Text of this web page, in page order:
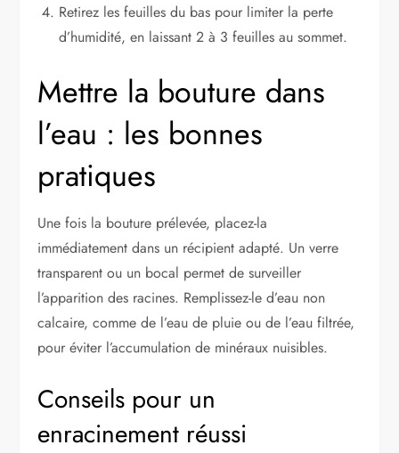
Retirez les feuilles du bas pour limiter la perte
d’humidité, en laissant 2 à 3 feuilles au sommet.
Mettre la bouture dans
l’eau : les bonnes
pratiques
Une fois la bouture prélevée, placez-la
immédiatement dans un récipient adapté. Un verre
transparent ou un bocal permet de surveiller
l’apparition des racines. Remplissez-le d’eau non
calcaire, comme de l’eau de pluie ou de l’eau filtrée,
pour éviter l’accumulation de minéraux nuisibles.
Conseils pour un
enracinement réussi